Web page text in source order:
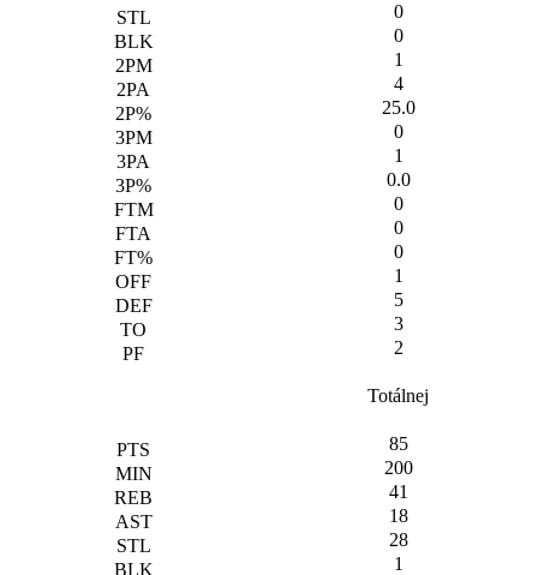
0
0
1
4
25.0
0
1
0.0
0
0
0
1
5
3
2
Totálnej
85
200
41
18
28
1